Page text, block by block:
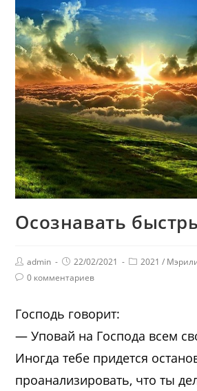
Осознавать
admin 22/02/2021 2021 /
0 комментариев
Господь говорит:
— Уповай на Господа всем
Иногда тебе придется
проанализировать, что ты